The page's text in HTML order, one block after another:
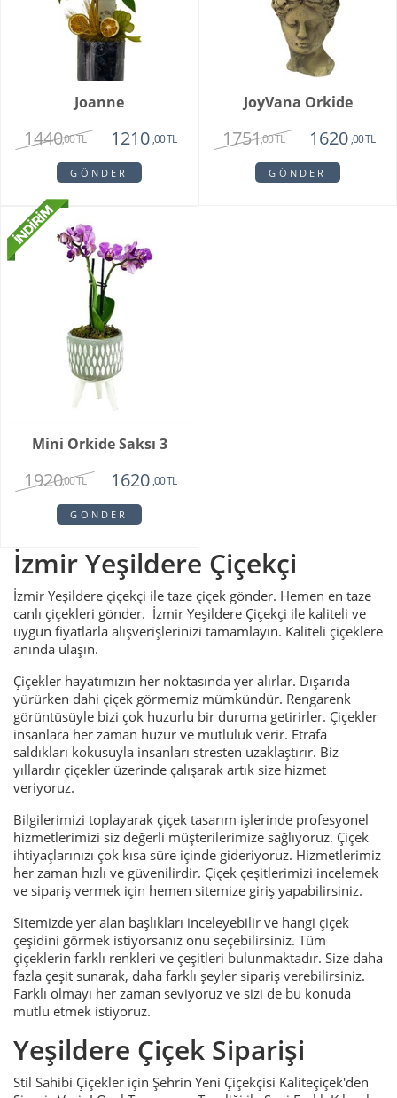
Joanne
1440,00 TL 1210 ,00 TL
GÖNDER
JoyVana Orkide
1751,00 TL 1620 ,00 TL
GÖNDER
Mini Orkide Saksı 3
1920,00 TL 1620 ,00 TL
GÖNDER
İzmir Yeşildere Çiçekçi
İzmir Yeşildere çiçekçi ile taze çiçek gönder. Hemen en taze
canlı çiçekleri gönder. İzmir Yeşildere Çiçekçi ile kaliteli ve
uygun fiyatlarla alışverişlerinizi tamamlayın. Kaliteli çiçeklere
anında ulaşın.
Çiçekler hayatımızın her noktasında yer alırlar. Dışarıda
yürürken dahi çiçek görmemiz mümkündür. Rengarenk
görüntüsüyle bizi çok huzurlu bir duruma getirirler. Çiçekler
insanlara her zaman huzur ve mutluluk verir. Etrafa
saldıkları kokusuyla insanları stresten uzaklaştırır. Biz
yıllardır çiçekler üzerinde çalışarak artık size hizmet
veriyoruz.
Bilgilerimizi toplayarak çiçek tasarım işlerinde profesyonel
hizmetlerimizi siz değerli müşterilerimize sağlıyoruz. Çiçek
ihtiyaçlarınızı çok kısa süre içinde gideriyoruz. Hizmetlerimiz
her zaman hızlı ve güvenilirdir. Çiçek çeşitlerimizi incelemek
ve sipariş vermek için hemen sitemize giriş yapabilirsiniz.
Sitemizde yer alan başlıkları inceleyebilir ve hangi çiçek
çeşidini görmek istiyorsanız onu seçebilirsiniz. Tüm
çiçeklerin farklı renkleri ve çeşitleri bulunmaktadır. Size daha
fazla çeşit sunarak, daha farklı şeyler sipariş verebilirsiniz.
Farklı olmayı her zaman seviyoruz ve sizi de bu konuda
mutlu etmek istiyoruz.
Yeşildere Çiçek Siparişi
Stil Sahibi Çiçekler için Şehrin Yeni Çiçekçisi Kaliteçiçek'den